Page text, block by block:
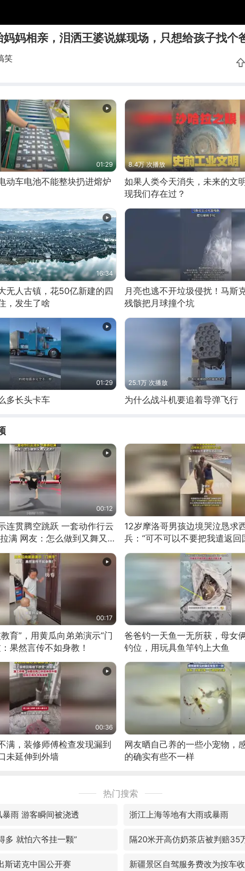
妈相亲，泪洒王婆说媒现场，只想给孩子找个
笑
01:29
动车电池不能整块扔进熔炉
8.4万 次播放
如果人类今天消失，未来的文
现我们存在过？
16:34
无人古镇，花50亿新建的四
，发生了啥
月亮也逃不开垃圾侵扰！马斯
残骸把月球撞个坑
01:29
多长头卡车
25.1万 次播放
为什么战斗机要追着导弹飞行
00:12
连贯腾空跳跃 一套动作行云
满 网友：怎么做到又舞又武
12岁摩洛哥男孩边境哭泣恳求
兵：“可不可以不要把我遣返回
00:17
育”，用黄瓜向弟弟演示“门
果然言传不如身教！
爸爸钓一天鱼一无所获，母女
钓位，用玩具鱼竿钓上大鱼
00:36
满，装修师傅检查发现漏到
未延伸到外墙
网友晒自己养的一些小宠物，
的确实有些不一样
热门搜索
雨 游客瞬间被浇透 浙江上海等地有大雨或暴雨
多 就怕六爷挂一颗” 隔20米开高仿奶茶店被判赔35
斯诺克中国公开赛 新疆景区自驾服务费改为按车